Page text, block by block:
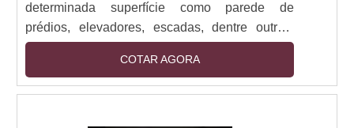
determinada superfície como parede de
prédios, elevadores, escadas, dentre outras,
nos quais se colocam os folders que seriam
entregues a qualquer pessoa, reduzindo o
custo de pessoal. É um bom instrumento de
COTAR AGORA